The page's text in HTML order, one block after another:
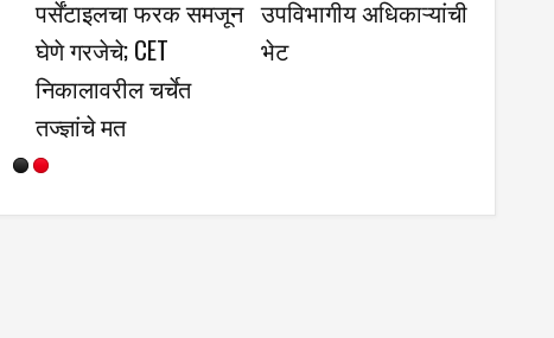
अर्चनाताई पाटील यांच्या
नाविन्यपूर्ण उपक्रमास
पालकांचा प्रतिसाद
पिकास उच्चांकी भाव